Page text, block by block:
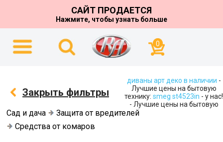
САЙТ ПРОДАЕТСЯ
Нажмите, чтобы узнать больше
0
Закрыть фильтры
Сад и дача
Защита от вредителей
Средства от комаров
диваны арт деко в наличии -
Лучшие цены на бытовую
технику: smeg st4523in - у нас!
- Лучшие цены на бытовую